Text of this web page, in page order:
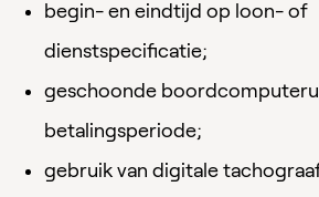
begin- en eindtijd op loon- of
dienstspecificatie;
geschoonde
betalingsperiode;
gebruik van digitale